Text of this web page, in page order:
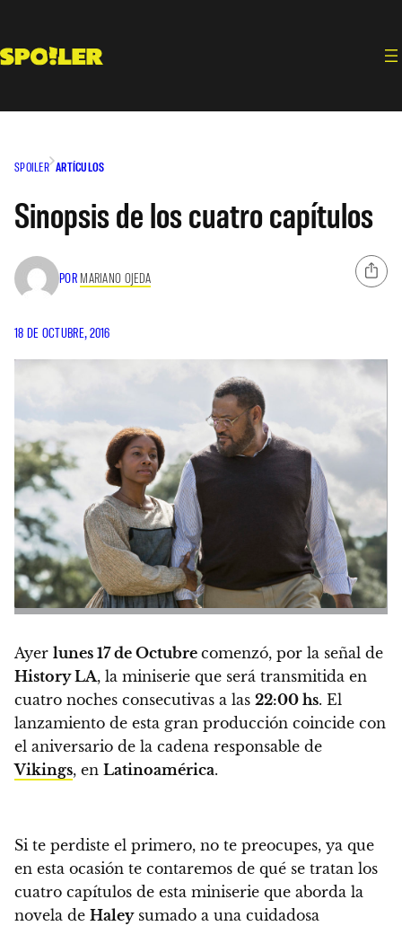
contenido
SPOILER ARTÍCULOS
Sinopsis de los cuatro capítulos
POR MARIANO OJEDA
18 DE OCTUBRE, 2016
Ayer lunes 17 de Octubre comenzó, por la señal de
History LA, la miniserie que será transmitida en
cuatro noches consecutivas a las 22:00 hs. El
lanzamiento de esta gran producción coincide con
el aniversario de la cadena responsable de
Vikings, en Latinoamérica.
Si te perdiste el primero, no te preocupes, ya que
en esta ocasión te contaremos de qué se tratan los
cuatro capítulos de esta miniserie que aborda la
novela de Haleysumado a una cuidadosa